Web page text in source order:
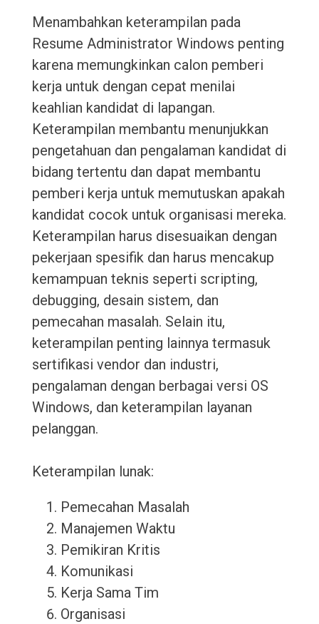
Menambahkan keterampilan pada
Resume Administrator Windows penting
karena memungkinkan calon pemberi
kerja untuk dengan cepat menilai
keahlian kandidat di lapangan.
Keterampilan membantu menunjukkan
pengetahuan dan pengalaman kandidat di
bidang tertentu dan dapat membantu
pemberi kerja untuk memutuskan apakah
kandidat cocok untuk organisasi mereka.
Keterampilan harus disesuaikan dengan
pekerjaan spesifik dan harus mencakup
kemampuan teknis seperti scripting,
debugging, desain sistem, dan
pemecahan masalah. Selain itu,
keterampilan penting lainnya termasuk
sertifikasi vendor dan industri,
pengalaman dengan berbagai versi OS
Windows, dan keterampilan layanan
pelanggan.
Keterampilan lunak:
Pemecahan Masalah
Manajemen Waktu
Pemikiran Kritis
Komunikasi
Kerja Sama Tim
Organisasi